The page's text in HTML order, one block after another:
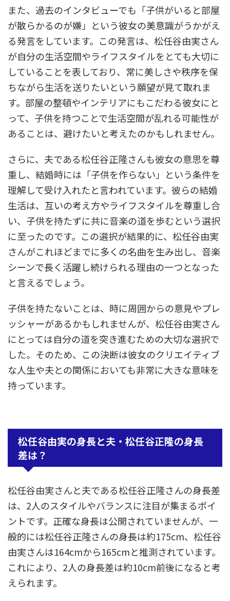
また、過去のインタビューでも「子供がいると部屋
が散らかるのが嫌」という彼女の美意識がうかがえ
る発言をしています。この発言は、松任谷由実さん
が自分の生活空間やライフスタイルをとても大切に
していることを表しており、常に美しさや秩序を保
ちながら生活を送りたいという願望が見て取れま
す。部屋の整頓やインテリアにもこだわる彼女にと
って、子供を持つことで生活空間が乱れる可能性が
あることは、避けたいと考えたのかもしれません。
さらに、夫である松任谷正隆さんも彼女の意思を尊
重し、結婚時には「子供を作らない」という条件を
理解して受け入れたと言われています。彼らの結婚
生活は、互いの考え方やライフスタイルを尊重し合
い、子供を持たずに共に音楽の道を歩むという選択
に至ったのです。この選択が結果的に、松任谷由実
さんがこれほどまでに多くの名曲を生み出し、音楽
シーンで長く活躍し続けられる理由の一つとなった
と言えるでしょう。
子供を持たないことは、時に周囲からの意見やプレ
ッシャーがあるかもしれませんが、松任谷由実さん
にとっては自分の道を突き進むための大切な選択で
した。そのため、この決断は彼女のクリエイティブ
な人生や夫との関係においても非常に大きな意味を
持っています。
松任谷由実の身長と夫・松任谷正隆の身長
差は？
松任谷由実さんと夫である松任谷正隆さんの身長差
は、2人のスタイルやバランスに注目が集まるポイ
ントです。正確な身長は公開されていませんが、一
般的には松任谷正隆さんの身長は約175cm、松任谷
由実さんは164cmから165cmと推測されています。
これにより、2人の身長差は約10cm前後になると考
えられます。